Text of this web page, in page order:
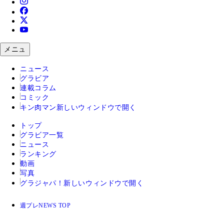
メニュ
ニュース
グラビア
連載コラム
コミック
キン肉マン 新しいウィンドウで開く
トップ
グラビア一覧
ニュース
ランキング
動画
写真
グラジャパ！ 新しいウィンドウで開く
週プレNEWS TOP